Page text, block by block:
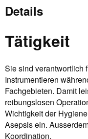
Details
Tätigkeit
Sie sind verantwortlich
Instrumentieren
Fachgebieten. Damit
reibungslosen
Wichtigkeit der
Asepsis ein.
Koordination.